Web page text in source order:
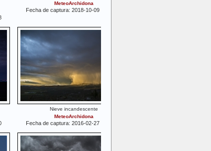
MeteoArchidona
Fecha de captura: 2018-10-09 19:32:45
Nieve incandescente
MeteoArchidona
Fecha de captura: 2016-02-27 18:54:57